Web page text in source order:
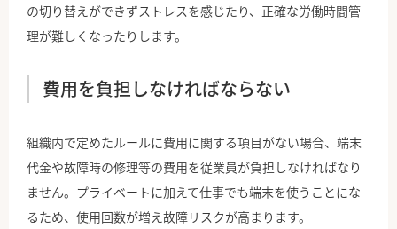
の切り替えができずストレスを感じたり、正確な労働時間管
理が難しくなったりします。
費用を負担しなければならない
組織内で定めたルールに費用に関する項目がない場合、端末
代金や故障時の修理等の費用を従業員が負担しなければなり
ません。プライベートに加えて仕事でも端末を使うことにな
るため、使用回数が増え故障リスクが高まります。